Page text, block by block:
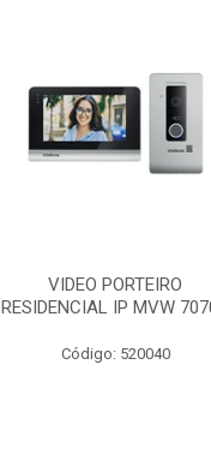
VIDEO PORTEIRO
RESIDENCIAL IP MVW
Código: 520040